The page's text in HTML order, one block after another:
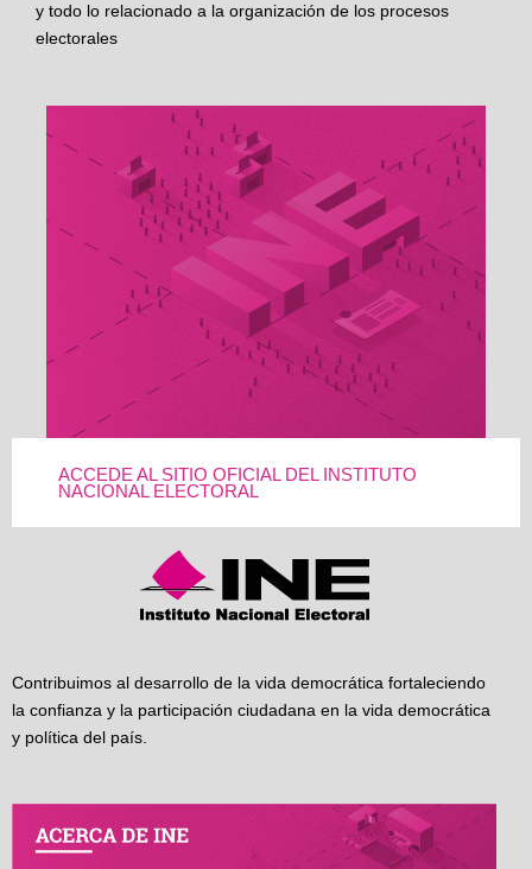
y todo lo relacionado a la organización de los procesos
electorales
ACCEDE AL SITIO OFICIAL DEL INSTITUTO
NACIONAL ELECTORAL
Contribuimos al desarrollo de la vida democrática fortaleciendo
la confianza y la participación ciudadana en la vida democrática
y política del país.